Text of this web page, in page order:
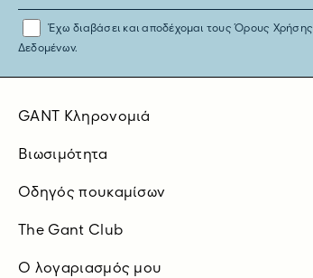
Έχω διαβάσει και αποδέχομαι τουςΌρους Χρήσης
Δεδομένων.
GANT Κληρονομιά
Βιωσιμότητα
Οδηγός πουκαμίσων
The Gant Club
O λογαριασμός μου